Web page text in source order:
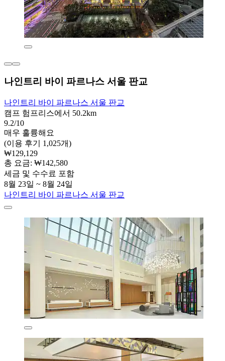
나인트리 바이 파르나스 서울 판교
나인트리 바이 파르나스 서울 판교
캠프 험프리스에서 50.2km
9.2/10
매우 훌륭해요
(이용 후기 1,025개)
₩129,129
총 요금: ₩142,580
세금 및 수수료 포함
8월 23일 ~ 8월 24일
나인트리 바이 파르나스 서울 판교